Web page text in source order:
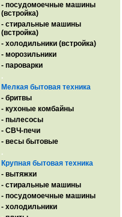
- посудомоечные машины
(встройка)
- стиральные машины
(встройка)
- холодильники (встройка)
- морозильники
- пароварки
.
Мелкая бытовая техника
- бритвы
- кухоные комбайны
- пылесосы
- СВЧ-печи
- весы бытовые
.
Крупная бытовая техника
- вытяжки
- стиральные машины
- посудомоечные машины
- холодильники